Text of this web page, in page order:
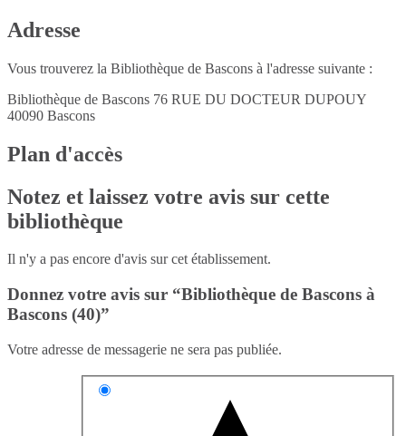
Adresse
Vous trouverez la Bibliothèque de Bascons à l'adresse suivante :
Bibliothèque de Bascons 76 RUE DU DOCTEUR DUPOUY
40090 Bascons
Plan d'accès
Notez et laissez votre avis sur cette
bibliothèque
Il n'y a pas encore d'avis sur cet établissement.
Donnez votre avis sur “Bibliothèque de Bascons à
Bascons (40)”
Votre adresse de messagerie ne sera pas publiée.